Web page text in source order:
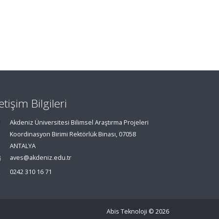
Bilgileri
Akdeniz Üniversitesi Bilimsel Araştırma Projeleri
Koordinasyon Birimi Rektörlük Binası, 07058
ANTALYA
aves@akdeniz.edu.tr
0242 310 16 71
Abis Teknoloji © 2026